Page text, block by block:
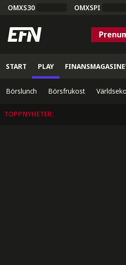
OMXS30 OMXSPI
START PLAY
Börslunch Börsfrukost
TOPPNYHETER: